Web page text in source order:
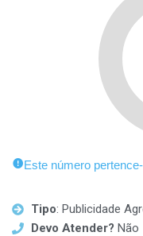
Este número
Tipo: Publicidade
Devo Atender? Não